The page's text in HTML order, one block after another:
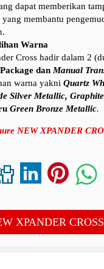
dapat memberikan
yang membantu
Warna
Cross hadir dalam 2
dan Manual
warna yakni Quartz
Silver Metallic,
Green Bronze Metallic.
NEW XPANDER
XPANDER CROSS